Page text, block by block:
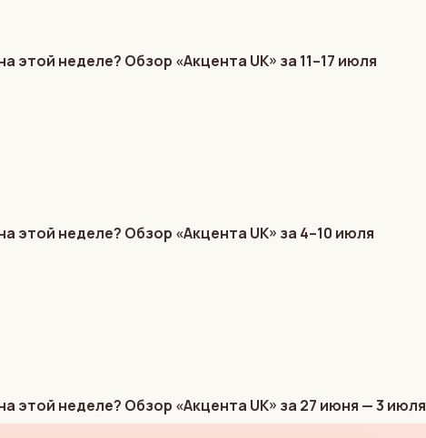
неделе? Обзор «Акцента UK» за 11–17 июля
этой неделе? Обзор «Акцента UK» за 4–10 июля
этой неделе? Обзор «Акцента UK» за 27 июня — 3 июля